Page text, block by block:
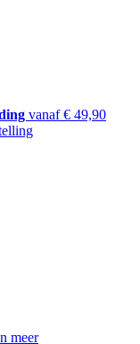
vanaf € 49,90
meer